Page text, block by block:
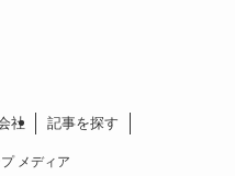
社 記事を探す
メディア